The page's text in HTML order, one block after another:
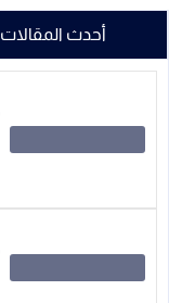
أحدث المقالات